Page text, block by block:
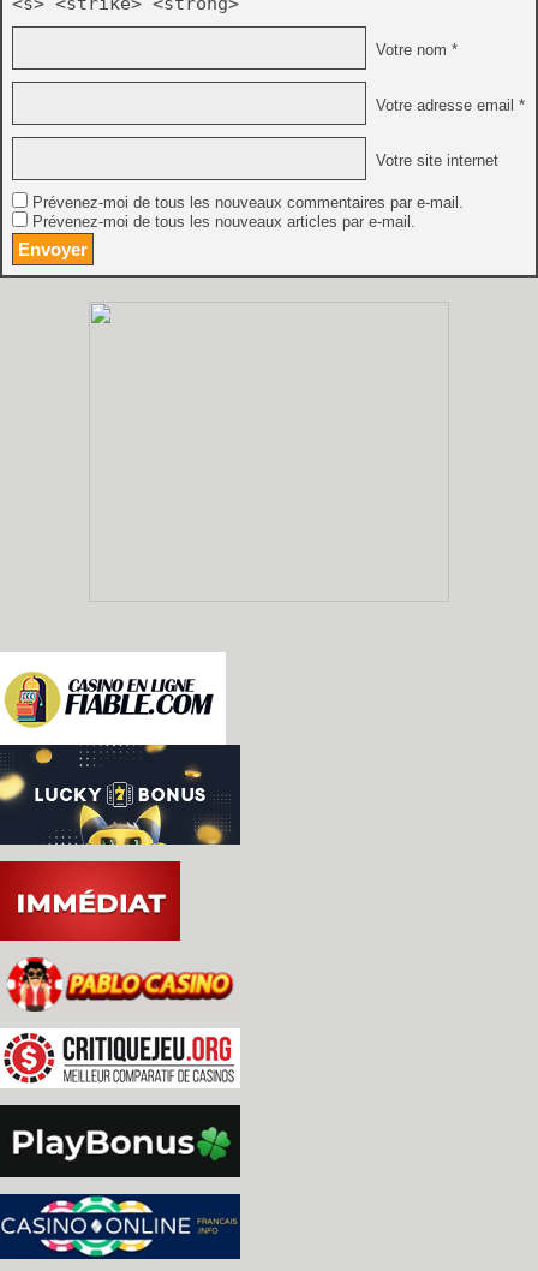
Votre nom *
Votre adresse email *
Votre site internet
Prévenez-moi de tous les nouveaux commentaires par e-mail.
Prévenez-moi de tous les nouveaux articles par e-mail.